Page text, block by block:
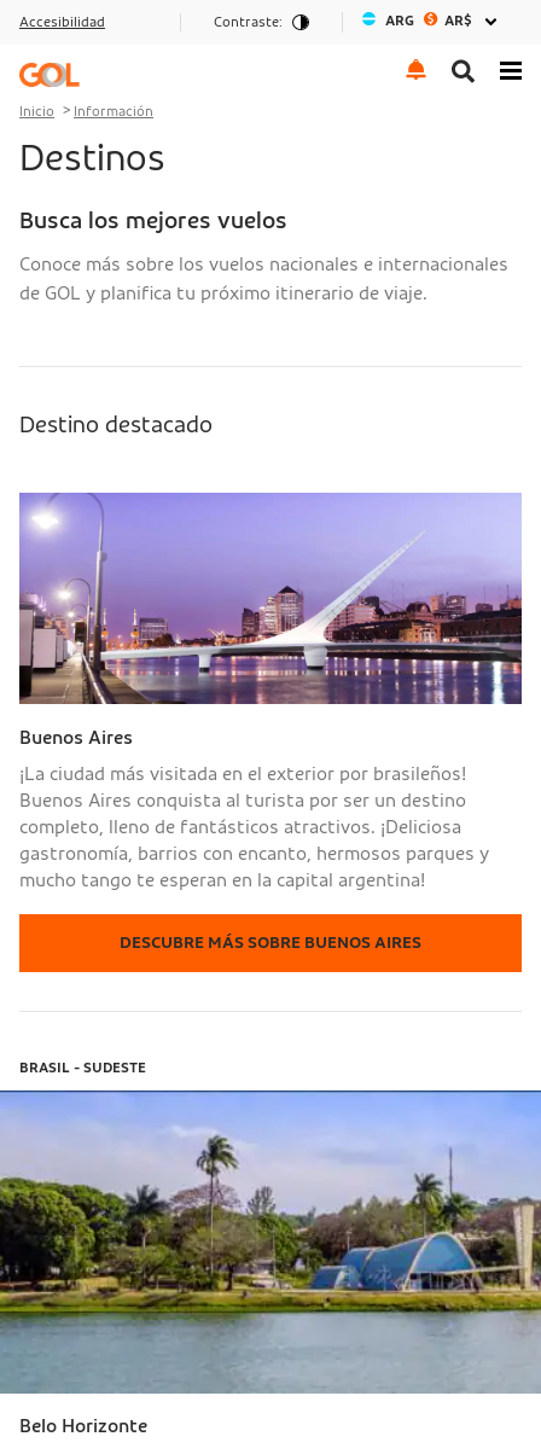
Ir al menu
Ir al contenido
Ir al pie de página
Accesibilidad Contraste: ARG AR$
Inicio Información
Destinos
Busca los mejores vuelos
Conoce más sobre los vuelos nacionales e internacionales
de GOL y planifica tu próximo itinerario de viaje.
Destino destacado
Buenos Aires
¡La ciudad más visitada en el exterior por brasileños!
Buenos Aires conquista al turista por ser un destino
completo, lleno de fantásticos atractivos. ¡Deliciosa
gastronomía, barrios con encanto, hermosos parques y
mucho tango te esperan en la capital argentina!
DESCUBRE MÁS SOBRE BUENOS AIRES
BRASIL - SUDESTE
Belo Horizonte